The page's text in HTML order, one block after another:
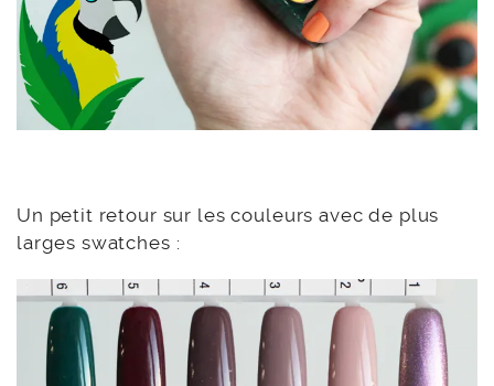
Un petit retour sur les couleurs avec de plus
larges swatches :